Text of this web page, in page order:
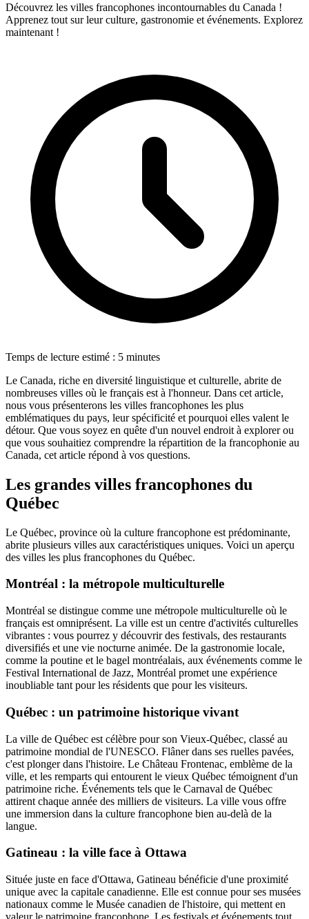
Découvrez les villes francophones incontournables du Canada !
Apprenez tout sur leur culture, gastronomie et événements. Explorez
maintenant !
Temps de lecture estimé : 5 minutes
Le Canada, riche en diversité linguistique et culturelle, abrite de
nombreuses villes où le français est à l'honneur. Dans cet article,
nous vous présenterons les villes francophones les plus
emblématiques du pays, leur spécificité et pourquoi elles valent le
détour. Que vous soyez en quête d'un nouvel endroit à explorer ou
que vous souhaitiez comprendre la répartition de la francophonie au
Canada, cet article répond à vos questions.
Les grandes villes francophones du
Québec
Le Québec, province où la culture francophone est prédominante,
abrite plusieurs villes aux caractéristiques uniques. Voici un aperçu
des villes les plus francophones du Québec.
Montréal : la métropole multiculturelle
Montréal se distingue comme une métropole multiculturelle où le
français est omniprésent. La ville est un centre d'activités culturelles
vibrantes : vous pourrez y découvrir des festivals, des restaurants
diversifiés et une vie nocturne animée. De la gastronomie locale,
comme la poutine et le bagel montréalais, aux événements comme le
Festival International de Jazz, Montréal promet une expérience
inoubliable tant pour les résidents que pour les visiteurs.
Québec : un patrimoine historique vivant
La ville de Québec est célèbre pour son Vieux-Québec, classé au
patrimoine mondial de l'UNESCO. Flâner dans ses ruelles pavées,
c'est plonger dans l'histoire. Le Château Frontenac, emblème de la
ville, et les remparts qui entourent le vieux Québec témoignent d'un
patrimoine riche. Événements tels que le Carnaval de Québec
attirent chaque année des milliers de visiteurs. La ville vous offre
une immersion dans la culture francophone bien au-delà de la
langue.
Gatineau : la ville face à Ottawa
Située juste en face d'Ottawa, Gatineau bénéficie d'une proximité
unique avec la capitale canadienne. Elle est connue pour ses musées
nationaux comme le Musée canadien de l'histoire, qui mettent en
valeur le patrimoine francophone. Les festivals et événements tout